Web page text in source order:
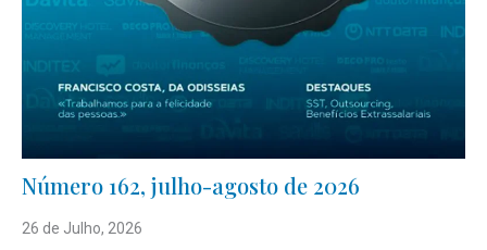
Número 162, julho-agosto de 2026
26 de Julho, 2026